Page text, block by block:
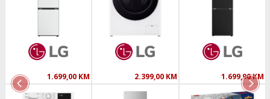
1.699,00 KM 2.399,00 KM 1.699,90 KM